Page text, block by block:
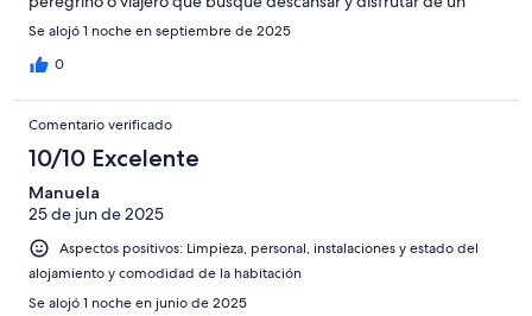
ambiente auténtico y hospitalario.
Se alojó 1 noche en septiembre de 2025
0
Comentario verificado
10/10 Excelente
Manuela
25 de jun de 2025
Aspectos positivos: Limpieza, personal, instalaciones y estado del
alojamiento y comodidad de la habitación
Se alojó 1 noche en junio de 2025